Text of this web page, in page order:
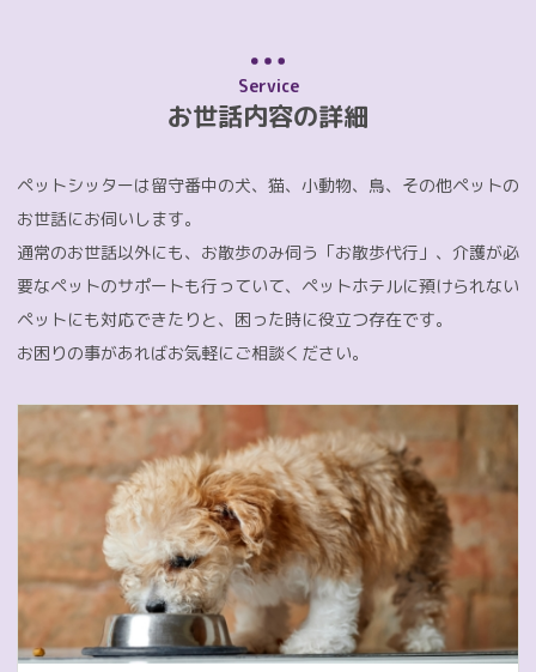
Service
お世話内容の詳細
ペットシッターは留守番中の犬、猫、小動物、鳥、その他ペットの
お世話にお伺いします。
通常のお世話以外にも、お散歩のみ伺う「お散歩代行」、介護が必
要なペットのサポートも行っていて、ペットホテルに預けられない
ペットにも対応できたりと、困った時に役立つ存在です。
お困りの事があればお気軽にご相談ください。